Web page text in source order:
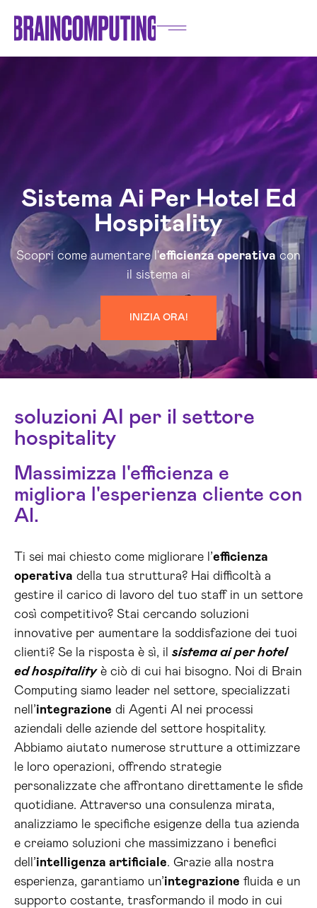
Sistema Ai Per Hotel Ed
Hospitality
Scopri come aumentare l'efficienza operativacon
il sistema ai
INIZIA ORA!
soluzioni AI per il settore
hospitality
Massimizza l'efficienza e
migliora l'esperienza cliente con
AI.
Ti sei mai chiesto come migliorare l’efficienza
operativa della tua struttura? Hai difficoltà a
gestire il carico di lavoro del tuo staff in un settore
così competitivo? Stai cercando soluzioni
innovative per aumentare la soddisfazione dei tuoi
clienti? Se la risposta è sì, il sistema ai per hotel
ed hospitalityè ciò di cui hai bisogno. Noi di Brain
Computing siamo leader nel settore, specializzati
nell’integrazione di Agenti AI nei processi
aziendali delle aziende del settore hospitality.
Abbiamo aiutato numerose strutture a ottimizzare
le loro operazioni, offrendo strategie
personalizzate che affrontano direttamente le sfide
quotidiane. Attraverso una consulenza mirata,
analizziamo le specifiche esigenze della tua azienda
e creiamo soluzioni che massimizzano i benefici
dell’intelligenza artificiale. Grazie alla nostra
esperienza, garantiamo un’integrazione fluida e un
supporto costante, trasformando il modo in cui